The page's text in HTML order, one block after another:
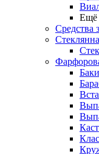
Ещё
Средства
Баки